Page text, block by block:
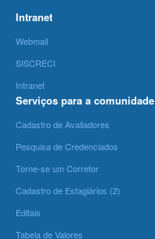
Intranet
Webmail
SISCRECI
Intranet
Serviços para a comunidade
Cadastro de Avaliadores
Pesquisa de Credenciados
Torne-se um Corretor
Cadastro de Estagiários (2)
Editais
Tabela de Valores